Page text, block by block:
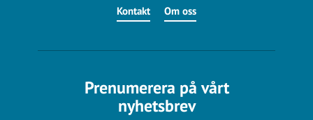
Kontakt Om oss
Prenumerera på vårt
nyhetsbrev